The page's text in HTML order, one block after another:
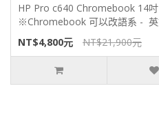
HP Pro c640 Chromebook 14
※Chromebook 可以改語系 - 英
NT$4,800元
NT$21,900元